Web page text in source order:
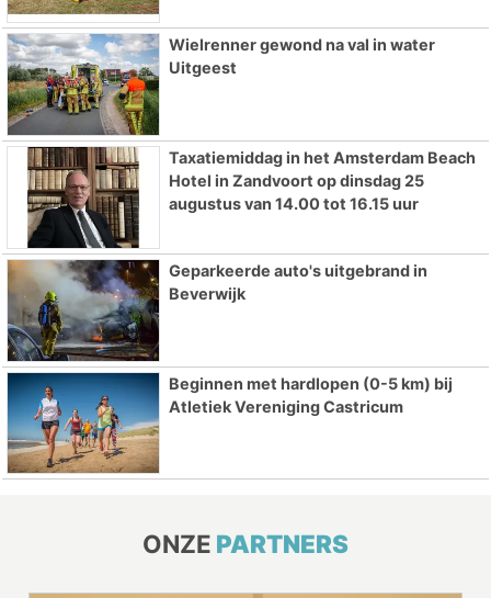
Wielrenner gewond na val in water
Uitgeest
Taxatiemiddag in het Amsterdam Beach
Hotel in Zandvoort op dinsdag 25
augustus van 14.00 tot 16.15 uur
Geparkeerde auto's uitgebrand in
Beverwijk
Beginnen met hardlopen (0-5 km) bij
Atletiek Vereniging Castricum
ONZE PARTNERS